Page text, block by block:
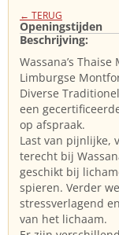
← TERUG
Openingstijden
Beschrijving:
Wassana’s
Limburgse
Diverse
een
op afspraak.
Last van pijnlijke,
terecht bij
geschikt bij
spieren. Verder
stressverlagend
van het lichaam.